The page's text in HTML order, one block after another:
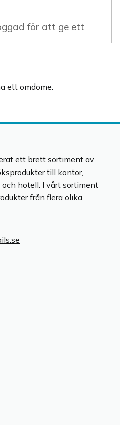
ett omdöme.
ett brett sortiment av
till kontor,
hotell. I vårt sortiment
från flera olika